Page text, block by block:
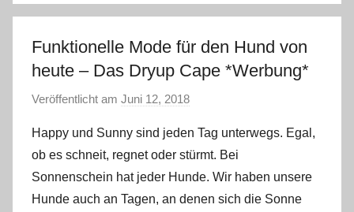
Produkttests
vieles
mehr
Funktionelle Mode für den Hund von
heute – Das Dryup Cape *Werbung*
Veröffentlicht am Juni 12, 2018
n
Y
v
o
Happy und Sunny sind jeden Tag unterwegs. Egal,
ob es schneit, regnet oder stürmt. Bei
Sonnenschein hat jeder Hunde. Wir haben unsere
Hunde auch an Tagen, an denen sich die Sonne